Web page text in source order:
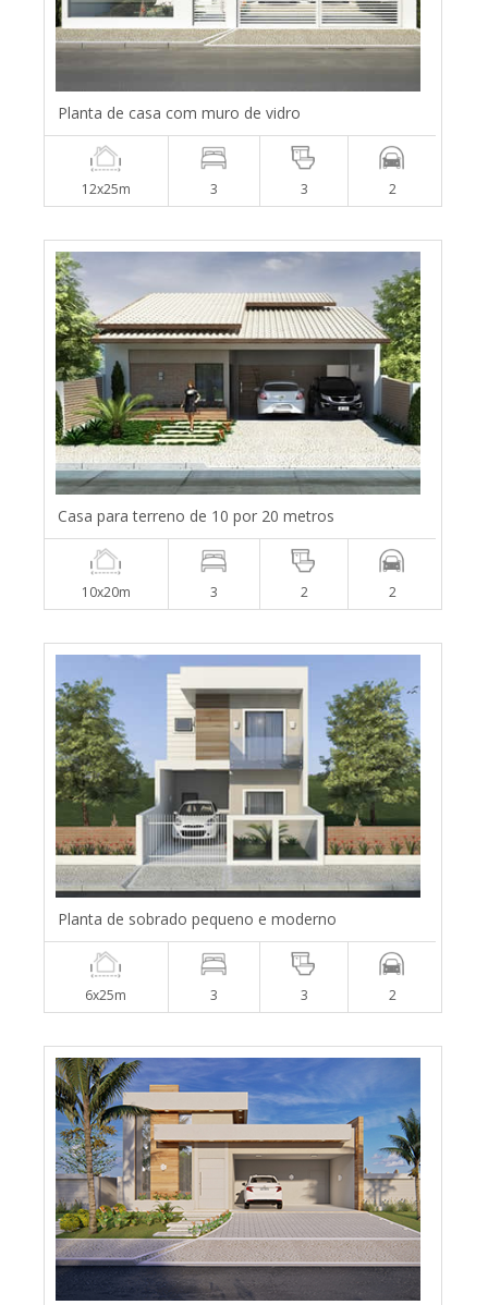
Planta de casa com muro de vidro
12x25m 3 3 2
Casa para terreno de 10 por 20 metros
10x20m 3 2 2
Planta de sobrado pequeno e moderno
6x25m 3 3 2